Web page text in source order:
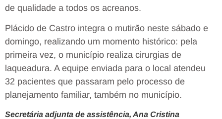
de qualidade a todos os acreanos.
Plácido de Castro integra o mutirão neste sábado e
domingo, realizando um momento histórico: pela
primeira vez, o município realiza cirurgias de
laqueadura. A equipe enviada para o local atendeu
32 pacientes que passaram pelo processo de
planejamento familiar, também no município.
Secretária adjunta de assistência, Ana Cristina